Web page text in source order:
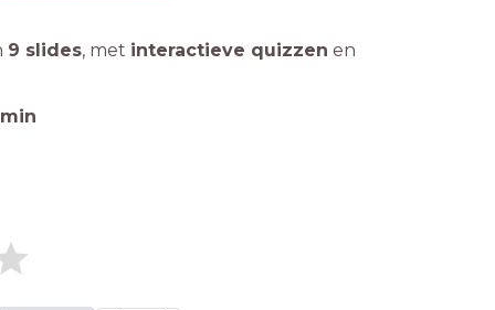
9 slides, met interactieve quizzen en
min